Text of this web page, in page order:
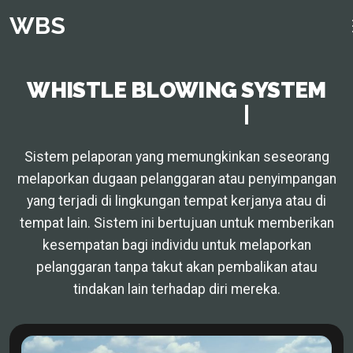
WBS
WHISTLE BLOWING SYSTEM
Kabupaten OKU
Sistem pelaporan yang memungkinkan seseorang
melaporkan dugaan pelanggaran atau penyimpangan
yang terjadi di lingkungan tempat kerjanya atau di
tempat lain. Sistem ini bertujuan untuk memberikan
kesempatan bagi individu untuk melaporkan
pelanggaran tanpa takut akan pembalikan atau
tindakan lain terhadap diri mereka.